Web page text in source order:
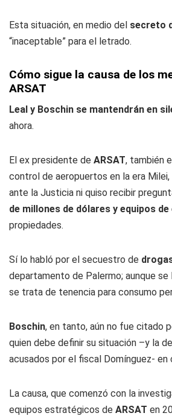
Esta situación, en medio del secreto
“inaceptable” para el letrado.
Cómo sigue la causa de los
ARSAT
Leal y Boschin se mantendrán en
ahora.
El ex presidente de ARSAT, también
control de aeropuertos en la era
ante la Justicia ni quiso recibir
de millones de dólares y equipos
propiedades.
Sí lo habló por el secuestro de
departamento de Palermo; aunque se
se trata de tenencia para consumo
Boschin, en tanto, aún no fue citado
quien debe definir su situación –y la
acusados por el fiscal Domínguez- en
La causa, que comenzó con la
equipos estratégicos de ARSAT en